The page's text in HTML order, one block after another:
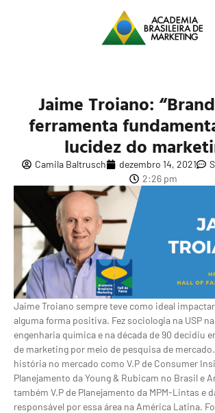
Jaime Troiano:
ferramenta
lucidez do
Camila Baltrusch dezembro 14, 2021
2:26 pm
Jaime Troiano sempre teve como ideal
alguma forma positiva. Fez sociologia na USP
engenharia química e na década de 90 decidiu
de marketing por meio de pesquisa de
história no mercado como V.P de Consumer
Planejamento da Young & Rubicam no Brasil e
também V.P de Planejamento da MPM-Lintas e
responsável por essa área na América Latina.